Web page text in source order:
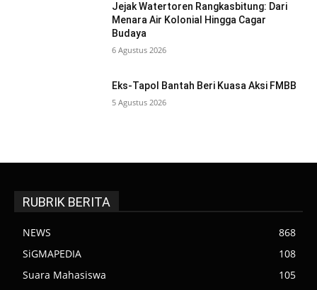
Jejak Watertoren Rangkasbitung: Dari
Menara Air Kolonial Hingga Cagar
Budaya
6 Agustus 2026
Eks-Tapol Bantah Beri Kuasa Aksi FMBB
5 Agustus 2026
RUBRIK BERITA
NEWS
868
SiGMAPEDIA
108
Suara Mahasiswa
105